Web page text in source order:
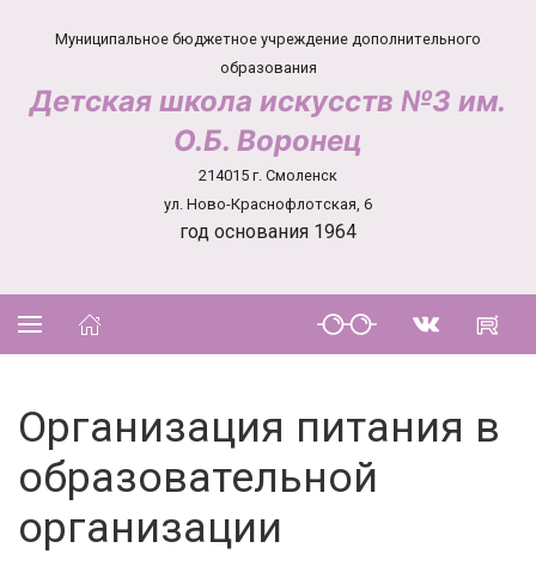
Муниципальное бюджетное учреждение дополнительного
образования
Детская школа искусств №3 им.
О.Б. Воронец
214015 г. Смоленск
ул. Ново-Краснофлотская, 6
год основания 1964
Организация питания в
образовательной
организации